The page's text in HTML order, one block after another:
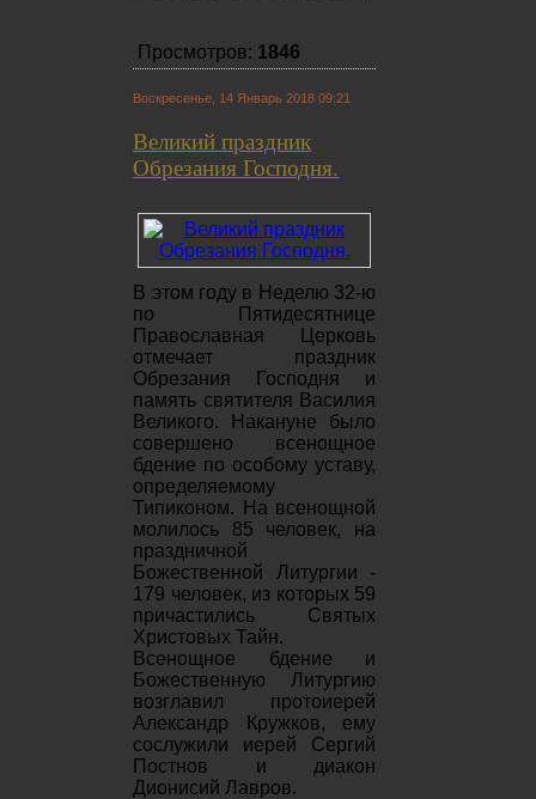
Просмотров: 1846
Воскресенье, 14 Январь 2018 09:21
Великий праздник
Обрезания Господня.
В этом году в Неделю 32-ю
по Пятидесятнице
Православная Церковь
отмечает праздник
Обрезания Господня и
память святителя Василия
Великого. Накануне было
совершено всенощное
бдение по особому уставу,
определяемому
Типиконом. На всенощной
молилось 85 человек, на
праздничной
Божественной Литургии -
179 человек, из которых 59
причастились Святых
Христовых Тайн.
Всенощное бдение и
Божественную Литургию
возглавил протоиерей
Александр Кружков, ему
сослужили иерей Сергий
Постнов и диакон
Дионисий Лавров.